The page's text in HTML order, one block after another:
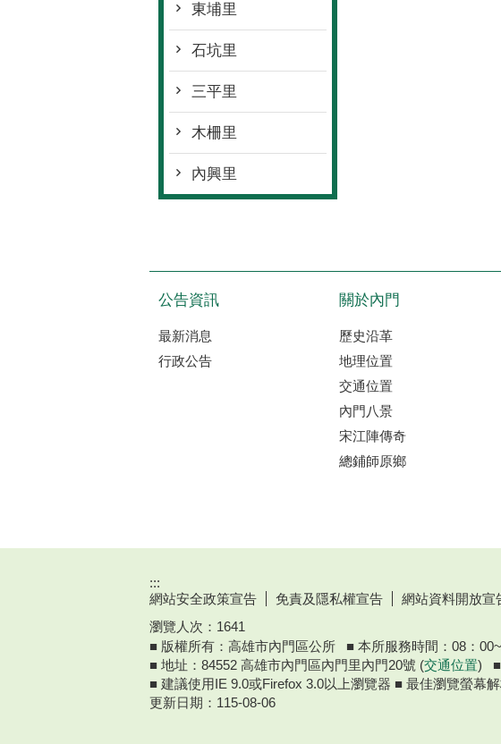
東埔里
石坑里
三平里
木柵里
內興里
公告資訊
最新消息
行政公告
關於內門
歷史沿革
地理位置
交通位置
內門八景
宋江陣傳奇
總鋪師原鄉
:::
網站安全政策宣告
免責及隱私權宣告
網站資料開放宣
瀏覽人次： 1641
■ 版權所有：高雄市內門區公所 ■ 本所服務時間：08：
■ 地址：84552 高雄市內門區內門里內門20號 (交通位置) ■
■ 建議使用IE 9.0或Firefox 3.0以上瀏覽器 ■ 最佳瀏覽螢幕
更新日期： 115-08-06